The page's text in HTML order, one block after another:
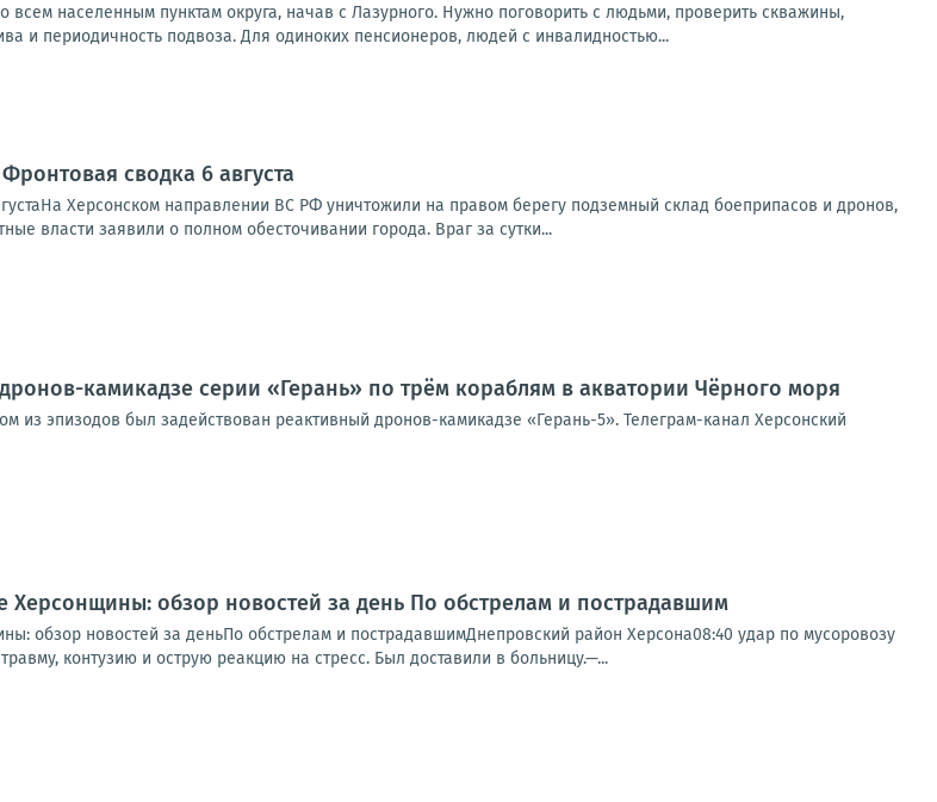
населенным пунктам округа, начав с Лазурного. Нужно поговорить с людьми, проверить скважины,
и периодичность подвоза. Для одиноких пенсионеров, людей с инвалидностью...
сводка 6 августа
Херсонском направлении ВС РФ уничтожили на правом берегу подземный склад боеприпасов и дронов,
власти заявили о полном обесточивании города. Враг за сутки...
камикадзе серии «Герань» по трём кораблям в акватории Чёрного моря
из эпизодов был задействован реактивный дронов-камикадзе «Герань-5». Телеграм-канал Херсонский
Херсонщины: обзор новостей за день По обстрелам и пострадавшим
обзор новостей за деньПо обстрелам и пострадавшимДнепровский район Херсона08:40 удар по мусоровозу
контузию и острую реакцию на стресс. Был доставили в больницу.—...